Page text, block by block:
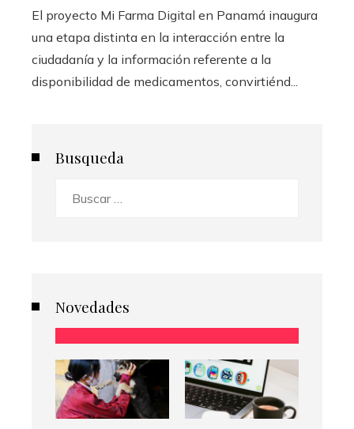
El proyecto Mi Farma Digital en Panamá inaugura
una etapa distinta en la interacción entre la
ciudadanía y la información referente a la
disponibilidad de medicamentos, convirtiénd...
Busqueda
Novedades